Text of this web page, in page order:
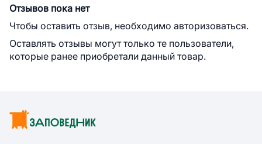
Отзывов пока нет
Чтобы оставить отзыв, необходимо авторизоваться.
Оставлять отзывы могут только те пользователи,
которые ранее приобретали данный товар.